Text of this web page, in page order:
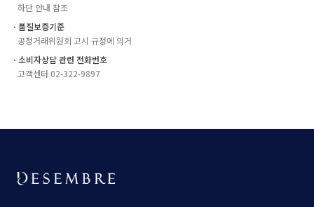
하단 안내 참조
ㆍ품질보증기준
공정거래위원회 고시 규정에 의거
ㆍ소비자상담 관련 전화번호
고객센터 02-322-9897